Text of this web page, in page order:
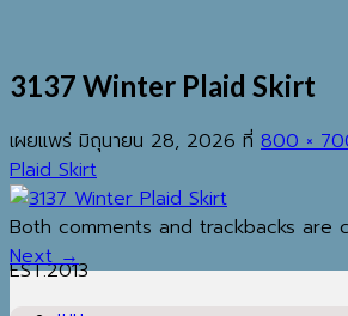
EST.2013
3137 Winter Plaid Skirt
เผยแพร่ มิถุนายน 28, 2026 ที่ 800 ×
Plaid Skirt
Both comments and trackbacks are
Next→